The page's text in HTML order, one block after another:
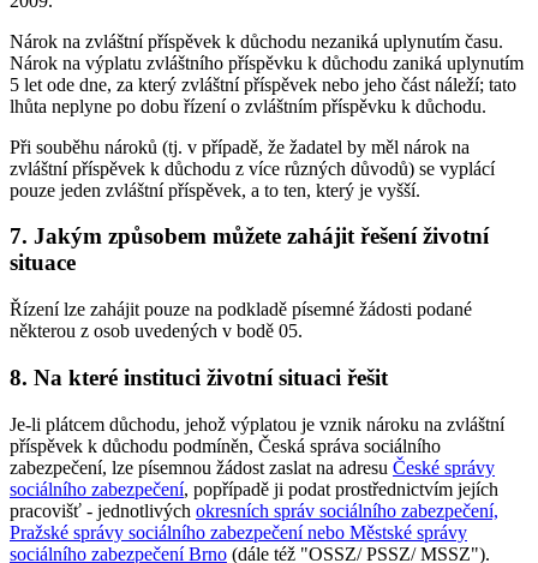
Nárok na zvláštní příspěvek k důchodu nezaniká uplynutím času.
Nárok na výplatu zvláštního příspěvku k důchodu zaniká uplynutím
5 let ode dne, za který zvláštní příspěvek nebo jeho část náleží; tato
lhůta neplyne po dobu řízení o zvláštním příspěvku k důchodu.
Při souběhu nároků (tj. v případě, že žadatel by měl nárok na
zvláštní příspěvek k důchodu z více různých důvodů) se vyplácí
pouze jeden zvláštní příspěvek, a to ten, který je vyšší.
7. Jakým způsobem můžete zahájit řešení životní
situace
Řízení lze zahájit pouze na podkladě písemné žádosti podané
některou z osob uvedených v bodě 05.
8. Na které instituci životní situaci řešit
Je-li plátcem důchodu, jehož výplatou je vznik nároku na zvláštní
příspěvek k důchodu podmíněn, Česká správa sociálního
zabezpečení, lze písemnou žádost zaslat na adresu České správy
sociálního zabezpečení, popřípadě ji podat prostřednictvím jejích
pracovišť - jednotlivých okresních správ sociálního zabezpečení,
Pražské správy sociálního zabezpečení nebo Městské správy
sociálního zabezpečení Brno (dále též "OSSZ/ PSSZ/ MSSZ").